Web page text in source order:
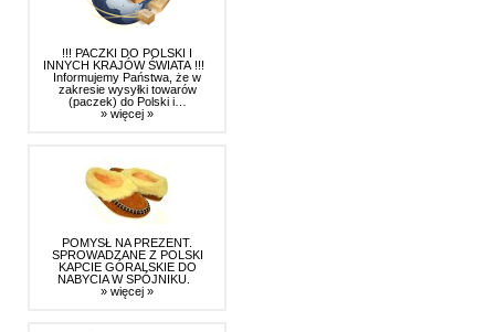
!!! PACZKI DO POLSKI I
INNYCH KRAJÓW ŚWIATA !!!
Informujemy Państwa, że w
zakresie wysyłki towarów
(paczek) do Polski i…
» więcej »
POMYSŁ NA PREZENT.
SPROWADZANE Z POLSKI
KAPCIE GÓRALSKIE DO
NABYCIA W SPÓJNIKU.
» więcej »